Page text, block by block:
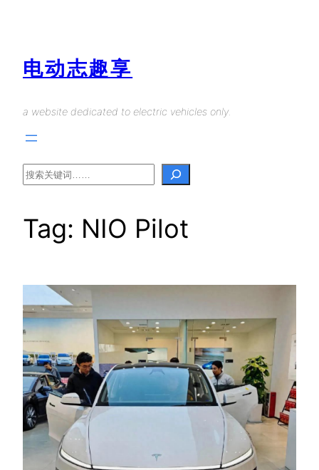
电动志趣享
a website dedicated to electric vehicles only.
Search
Tag: NIO Pilot